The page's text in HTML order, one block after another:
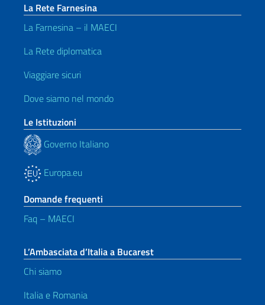
La Rete Farnesina
La Farnesina – il MAECI
La Rete diplomatica
Viaggiare sicuri
Dove siamo nel mondo
Le Istituzioni
Governo Italiano
Europa.eu
Domande frequenti
Faq – MAECI
L’Ambasciata d’Italia a Bucarest
Chi siamo
Italia e Romania